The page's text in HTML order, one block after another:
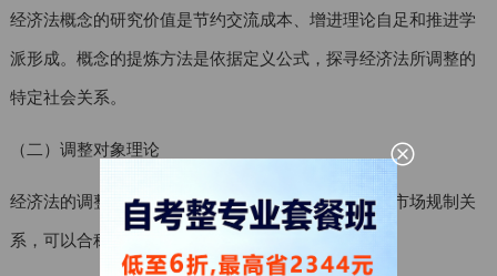
经济法概念的研究价值是节约交流成本、增进理论自足和推进学
派形成。概念的提炼方法是依据定义公式，探寻经济法所调整的
特定社会关系。
（二）调整对象理论
经济法的调整对象包括两个方面，即宏观调控关系和市场规制关
系，可以合称为“调制关系”。